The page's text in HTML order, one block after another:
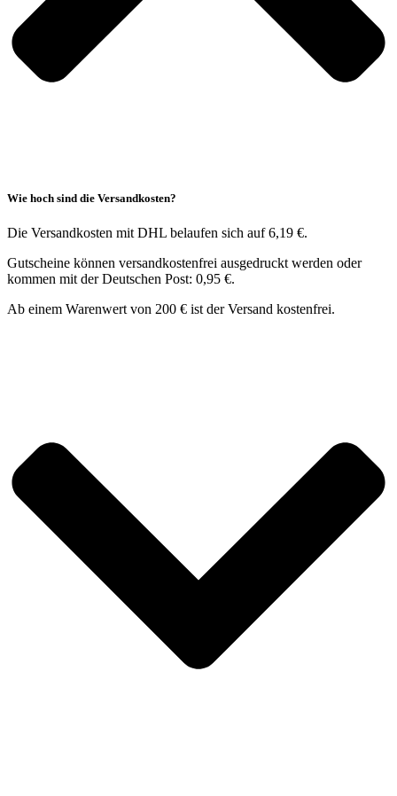
Wie hoch sind die Versandkosten?
Die Versandkosten mit DHL belaufen sich auf 6,19 €.
Gutscheine können versandkostenfrei ausgedruckt werden oder
kommen mit der Deutschen Post: 0,95 €.
Ab einem Warenwert von 200 € ist der Versand kostenfrei.